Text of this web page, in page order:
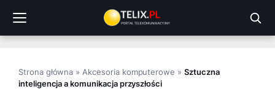
treści
Strona główna » Akcesoria komputerowe » Sztuczna
inteligencja a komunikacja przyszłości